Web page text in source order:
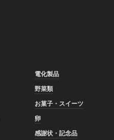
電化製品
野菜類
お菓子・スイーツ
卵
感謝状・記念品